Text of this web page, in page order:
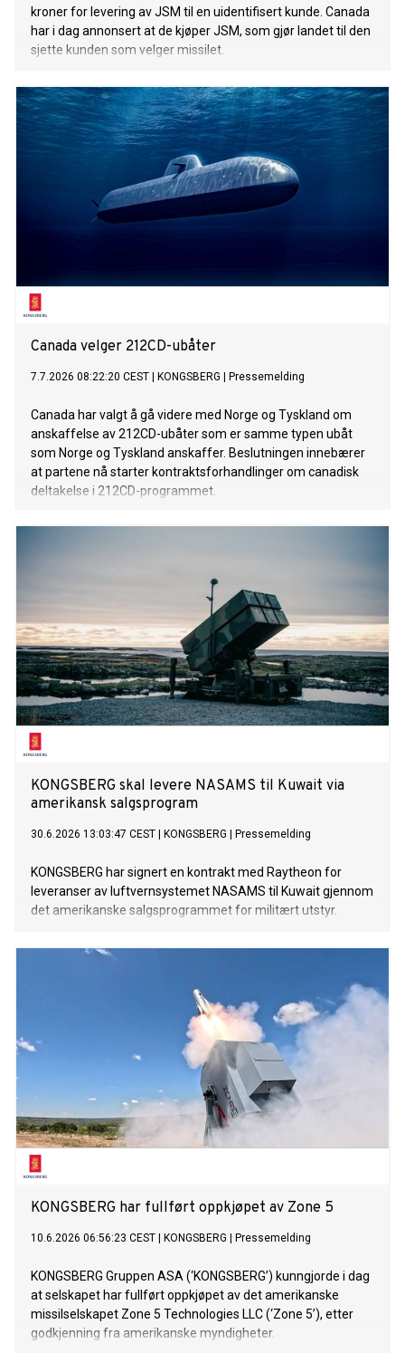
kroner for levering av JSM til en uidentifisert kunde. Canada
har i dag annonsert at de kjøper JSM, som gjør landet til den
sjette kunden som velger missilet.
Canada velger 212CD-ubåter
7.7.2026 08:22:20 CEST KONGSBERG Pressemelding
Canada har valgt å gå videre med Norge og Tyskland om
anskaffelse av 212CD-ubåter som er samme typen ubåt
som Norge og Tyskland anskaffer. Beslutningen innebærer
at partene nå starter kontraktsforhandlinger om canadisk
deltakelse i 212CD-programmet.
KONGSBERG skal levere NASAMS til Kuwait via
amerikansk salgsprogram
30.6.2026 13:03:47 CEST KONGSBERG Pressemelding
KONGSBERG har signert en kontrakt med Raytheon for
leveranser av luftvernsystemet NASAMS til Kuwait gjennom
det amerikanske salgsprogrammet for militært utstyr.
KONGSBERG har fullført oppkjøpet av Zone 5
10.6.2026 06:56:23 CEST KONGSBERG Pressemelding
KONGSBERG Gruppen ASA (‘KONGSBERG’) kunngjorde i dag
at selskapet har fullført oppkjøpet av det amerikanske
missilselskapet Zone 5 Technologies LLC (‘Zone 5’), etter
godkjenning fra amerikanske myndigheter.